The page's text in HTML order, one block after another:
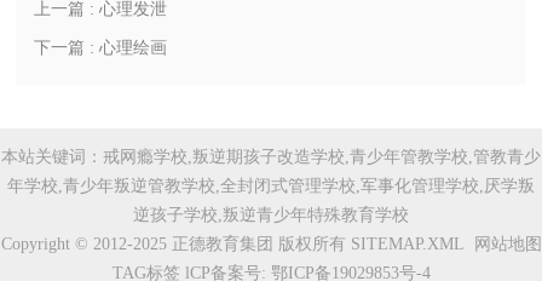
上一篇 : 心理发泄
下一篇 : 心理绘画
本站关键词：戒网瘾学校,叛逆期孩子改造学校,青少年管教学校,管教青少
年学校,青少年叛逆管教学校,全封闭式管理学校,军事化管理学校,厌学叛
逆孩子学校,叛逆青少年特殊教育学校
Copyright © 2012-2025 正德教育集团 版权所有 SITEMAP.XML
网站地图
TAG标签 lCP备案号: 鄂ICP备19029853号-4